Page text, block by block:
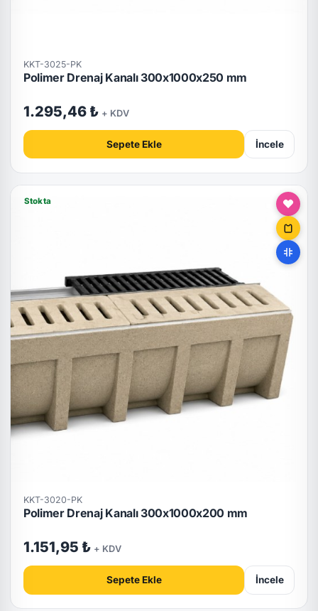
KKT-3025-PK
Polimer Drenaj Kanalı 300x1000x250 mm
1.295,46 ₺ + KDV
Sepete Ekle İncele
Stokta
KKT-3020-PK
Polimer Drenaj Kanalı 300x1000x200 mm
1.151,95 ₺ + KDV
Sepete Ekle İncele